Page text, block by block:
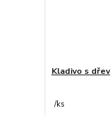
Kladivo s
/ks